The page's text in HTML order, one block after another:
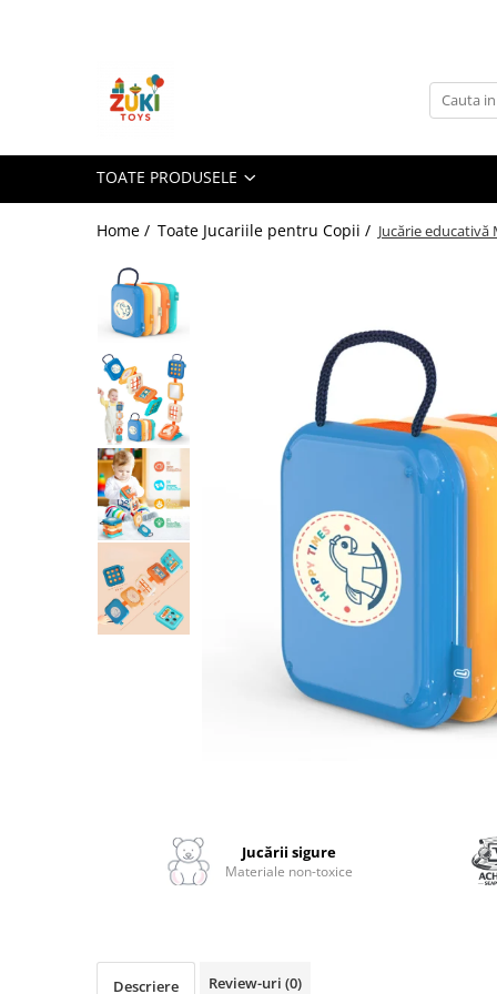
Toate Produsele
Jucarii pentru calatorii
Recomandari Zuki
Cadouri pentru Copii
Cadouri Aniversare
Cadouri de Sarbatori
Cadouri dupa Buget
Cadouri sub 59 lei
Cadouri sub 99 lei
Cadouri sub 149 lei
Jucarii pe Varsta Copilului
Balansoare & Covorase de Joaca
Depozitare & Organizare Jucarii
TOATE PRODUSELE
Home / Toate Jucariile pentru Copii / Jucărie
Jucării sigure
Materiale non-toxice
Descriere Review-uri (0)